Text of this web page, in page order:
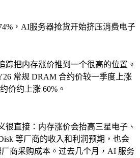
，AI服务器抢货开始挤压消费电子
踪把内存涨价推到一个很高的位置。
常规 DRAM 合约价较一季度上涨
价约上涨 60%。
很直接：内存涨价会抬高三星电子、
等厂商的收入和利润预期，也会
商采购成本。过去几个月，AI 服务